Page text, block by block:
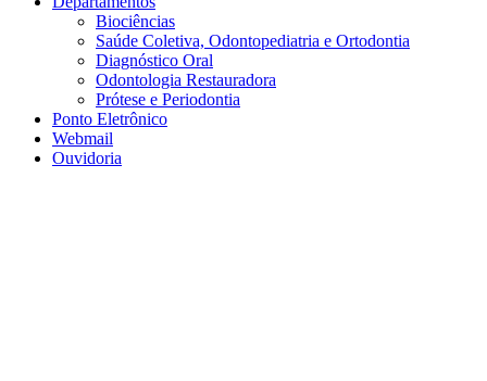
Biociências
Saúde Coletiva, Odontopediatria e Ortodontia
Diagnóstico Oral
Odontologia Restauradora
Prótese e Periodontia
Ponto Eletrônico
Webmail
Ouvidoria